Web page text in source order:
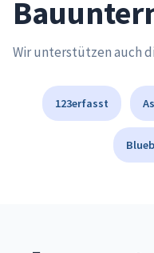
Wir unterstützen auch
123erfasst